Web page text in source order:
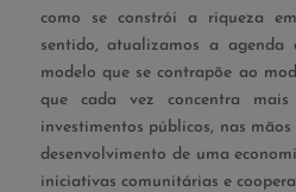
como se constrói a riqueza
sentido, atualizamos a agenda
modelo que se contrapõe ao
que cada vez concentra
investimentos públicos, nas
desenvolvimento de uma
iniciativas comunitárias e